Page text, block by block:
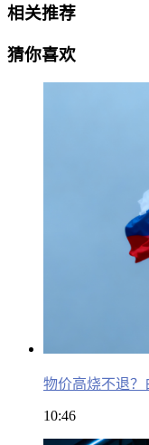
相关推荐
猜你喜欢
物价高烧不退？
10:46